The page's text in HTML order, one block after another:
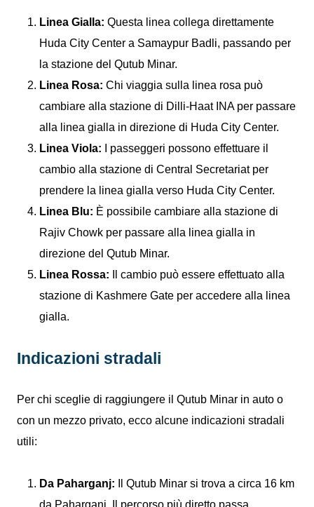
Linea Gialla: Questa linea collega direttamente
Huda City Center a Samaypur Badli, passando per
la stazione del Qutub Minar.
Linea Rosa: Chi viaggia sulla linea rosa può
cambiare alla stazione di Dilli-Haat INA per passare
alla linea gialla in direzione di Huda City Center.
Linea Viola:
I passeggeri possono effettuare il
cambio alla stazione di Central Secretariat per
prendere la linea gialla verso Huda City Center.
Linea Blu: È possibile cambiare alla stazione di
Rajiv Chowk per passare alla linea gialla in
direzione del Qutub Minar.
Linea Rossa:
Il cambio può essere effettuato alla
stazione di Kashmere Gate per accedere alla linea
gialla.
Indicazioni stradali
Per chi sceglie di raggiungere il Qutub Minar in auto o
con un mezzo privato, ecco alcune indicazioni stradali
utili:
Da Paharganj: Il Qutub Minar si trova a circa 16 km
da Paharganj. Il percorso più diretto passa